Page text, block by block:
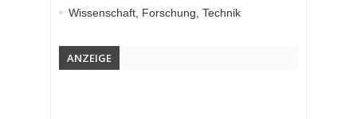
Wissenschaft, Forschung, Technik
ANZEIGE